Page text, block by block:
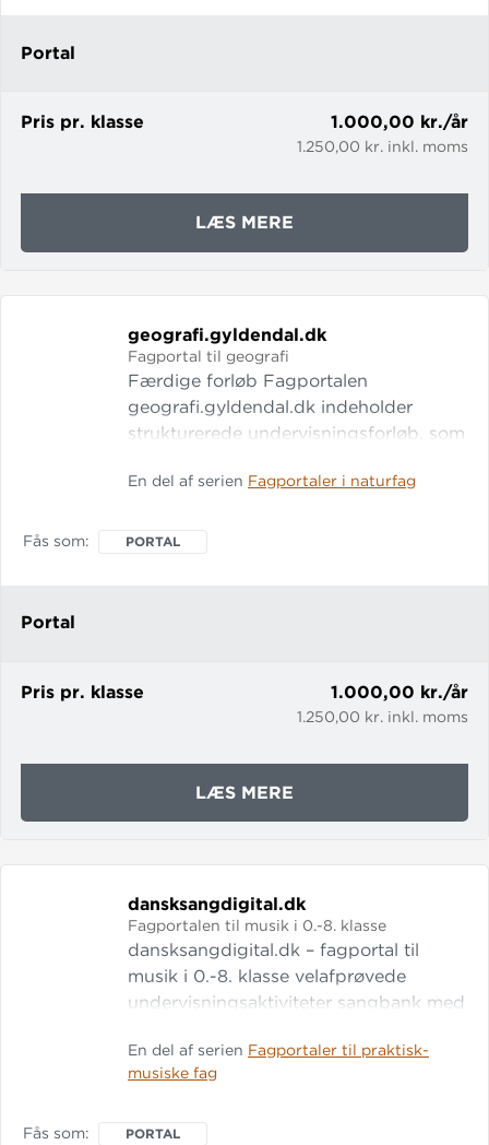
Portal
Pris pr. klasse 1.000,00 kr./år
1.250,00 kr. inkl. moms
LÆS MERE
geografi.gyldendal.dk
Fagportal til geografi
Færdige forløb Fagportalen
geografi.gyldendal.dk indeholder
strukturerede undervisningsforløb, som
7.-9. klasse. De elevhenvendte tekster
animationer og videoer, og de ledsages
En del af serien Fagportaler i naturfag
Fås som PORTAL
Portal
Pris pr. klasse 1.000,00 kr./år
1.250,00 kr. inkl. moms
LÆS MERE
dansksangdigital.dk
Fagportalen til musik i 0.-8. klasse
dansksangdigital.dk – fagportal til
musik i 0.-8. klasse velafprøvede
undervisningsaktiviteter sangbank med
instruktionsvideoer og lydfiler fokus på
Fælles Mål en samlet pakke med musik
fagpo
En del af serien Fagportaler til praktisk-
musiske fag
Fås som PORTAL